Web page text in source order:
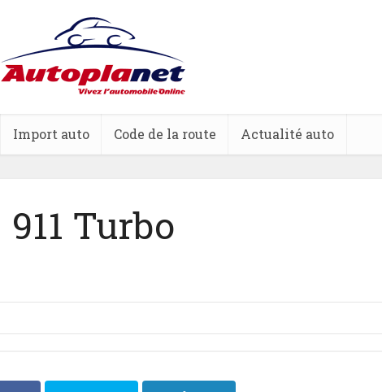
Import auto Code de la route Actualité auto
911 Turbo